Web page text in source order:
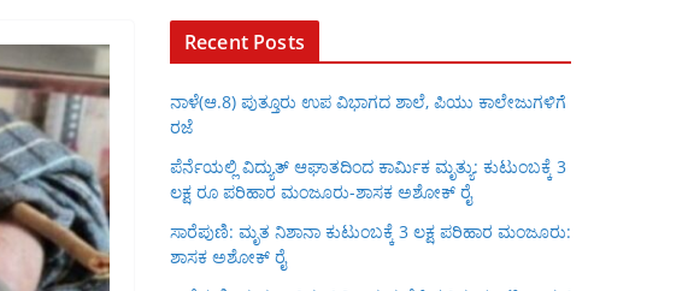
Recent Posts
ನಾಳೆ(ಆ.8) ಪುತ್ತೂರು ಉಪ ವಿಭಾಗದ ಶಾಲೆ, ಪಿಯು ಕಾಲೇಜುಗಳಿಗೆ
ರಜೆ
ಪೆರ್ನೆಯಲ್ಲಿ ವಿದ್ಯುತ್ ಆಘಾತದಿಂದ ಕಾರ್ಮಿಕ ಮೃತ್ಯು: ಕುಟುಂಬಕ್ಕೆ 3
ಲಕ್ಷ ರೂ ಪರಿಹಾರ ಮಂಜೂರು-ಶಾಸಕ ಅಶೋಕ್ ರೈ
ಸಾರೆಪುಣಿ: ಮೃತ ನಿಶಾನಾ ಕುಟುಂಬಕ್ಕೆ 3 ಲಕ್ಷ ಪರಿಹಾರ ಮಂಜೂರು:
ಶಾಸಕ ಅಶೋಕ್ ರೈ